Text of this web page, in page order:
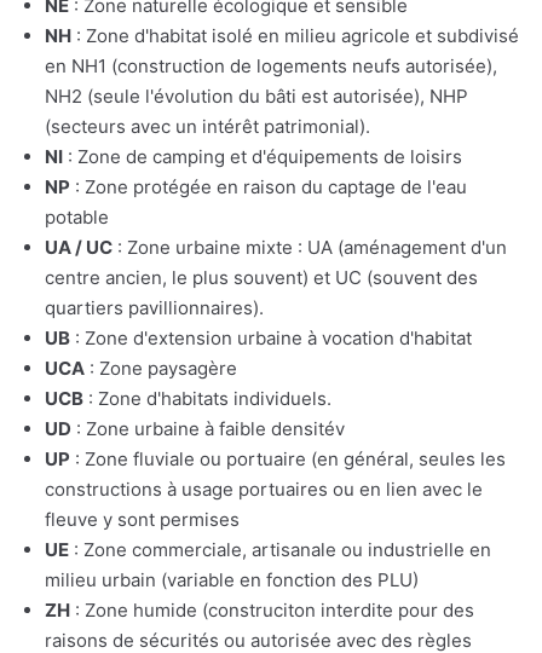
NE : Zone naturelle écologique et sensible
NH : Zone d'habitat isolé en milieu agricole et subdivisé
en NH1 (construction de logements neufs autorisée),
NH2 (seule l'évolution du bâti est autorisée), NHP
(secteurs avec un intérêt patrimonial).
NI : Zone de camping et d'équipements de loisirs
NP : Zone protégée en raison du captage de l'eau
potable
UA / UC : Zone urbaine mixte : UA (aménagement d'un
centre ancien, le plus souvent) et UC (souvent des
quartiers pavillionnaires).
UB : Zone d'extension urbaine à vocation d'habitat
UCA : Zone paysagère
UCB : Zone d'habitats individuels.
UD : Zone urbaine à faible densitév
UP : Zone fluviale ou portuaire (en général, seules les
constructions à usage portuaires ou en lien avec le
fleuve y sont permises
UE : Zone commerciale, artisanale ou industrielle en
milieu urbain (variable en fonction des PLU)
ZH : Zone humide (construciton interdite pour des
raisons de sécurités ou autorisée avec des règles